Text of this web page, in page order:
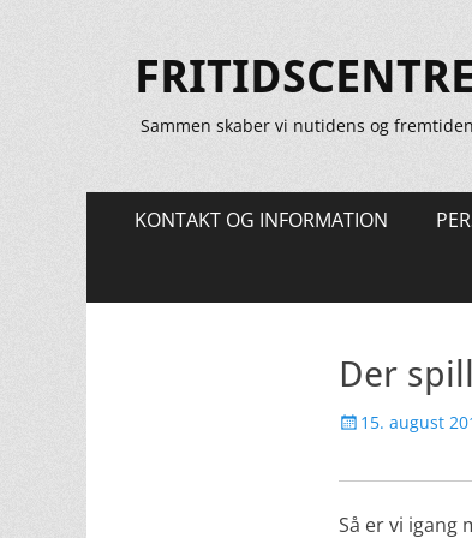
Sammen skaber vi nutidens og
Primær
KONTAKT OG INFORMATION
Der
Udgivet
15. august
Så er vi igang